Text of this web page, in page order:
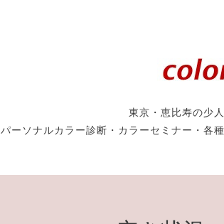
東京・恵比寿の少
パーソナルカラー診断・カラーセミナー・各